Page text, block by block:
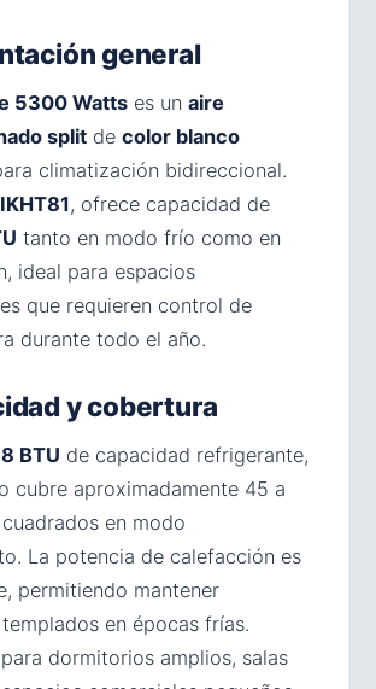
general
5300 Watts es un aire
split de color blanco
climatización bidireccional.
, ofrece capacidad de
tanto en modo frío como en
ideal para espacios
que requieren control de
durante todo el año.
y cobertura
BTU de capacidad refrigerante,
cubre aproximadamente 45 a
en modo
La potencia de calefacción es
permitiendo mantener
en épocas frías.
dormitorios amplios, salas